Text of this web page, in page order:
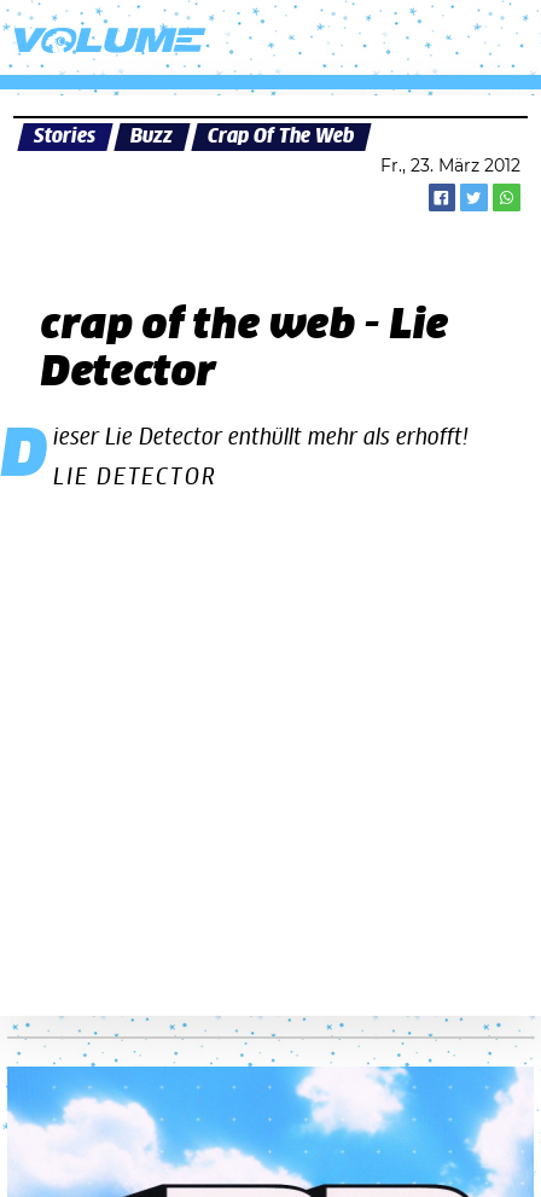
Stories Buzz Crap Of The Web
Fr., 23. März 2012
crap of the web - Lie
Detector
Dieser Lie Detector enthüllt mehr als erhofft!
LIE DETECTOR